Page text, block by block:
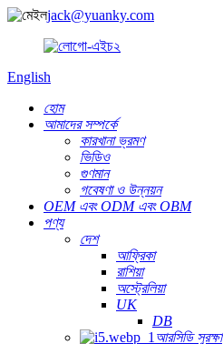
jack@yuanky.com
English
হোম
আমাদের সম্পর্কে
কারখানা ভ্রমণ
ভিডিও
গুণমান
গবেষণা ও উন্নয়ন
OEM এবং ODM এবং OBM
পণ্য
দেশ
আফ্রিকা
রাশিয়া
অস্ট্রেলিয়া
UK
DB
আরসিডি সুরক্ষা